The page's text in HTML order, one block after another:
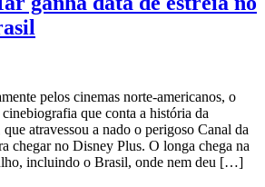
pelos cinemas norte-americanos, o
que conta a história da
atravessou a nado o perigoso Canal da
chegar no Disney Plus. O longa chega na
incluindo o Brasil, onde nem deu […]